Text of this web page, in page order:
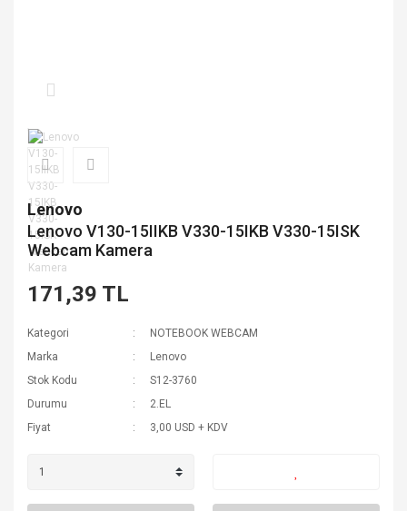
Lenovo
Lenovo V130-15IIKB V330-15IKB V330-15ISK
Webcam Kamera
171,39 TL
Kategori
NOTEBOOK WEBCAM
Marka
Lenovo
Stok Kodu
S12-3760
Durumu
2.EL
Fiyat
3,00 USD + KDV